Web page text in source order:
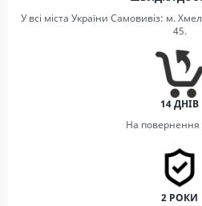
У всі міста України Самовивіз: м.
45.
14 ДНІВ
На повернення
2 РОКИ